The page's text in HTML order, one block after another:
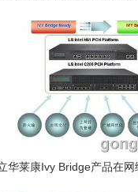
华莱康Ivy Bridge产品在网